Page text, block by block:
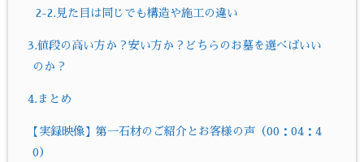
2-2.見た目は同じでも構造や施工の違い
3.値段の高い方か？安い方か？どちらのお墓を選べばいい
のか？
4.まとめ
【実録映像】第一石材のご紹介とお客様の声（00：04：4
0）